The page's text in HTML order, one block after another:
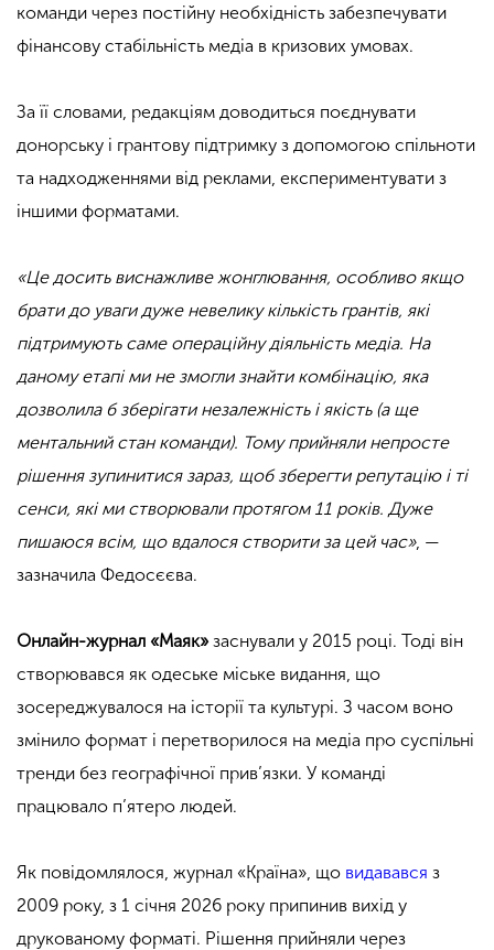
команди через постійну необхідність забезпечувати
фінансову стабільність медіа в кризових умовах.
За її словами, редакціям доводиться поєднувати
донорську і грантову підтримку з допомогою спільноти
та надходженнями від реклами, експериментувати з
іншими форматами.
«Це досить виснажливе жонглювання, особливо якщо
брати до уваги дуже невелику кількість грантів, які
підтримують саме операційну діяльність медіа. На
даному етапі ми не змогли знайти комбінацію, яка
дозволила б зберігати незалежність і якість (а ще
ментальний стан команди). Тому прийняли непросте
рішення зупинитися зараз, щоб зберегти репутацію і ті
сенси, які ми створювали протягом 11 років. Дуже
пишаюся всім, що вдалося створити за цей час», —
зазначила Федосєєва.
Онлайн-журнал «Маяк»заснували у 2015 році. Тоді він
створювався як одеське міське видання, що
зосереджувалося на історії та культурі. З часом воно
змінило формат і перетворилося на медіа про суспільні
тренди без географічної прив’язки. У команді
працювало п’ятеро людей.
Як повідомлялося, журнал «Країна», що видавався з
2009 року, з 1 січня 2026 року припинив вихід у
друкованому форматі. Рішення прийняли через